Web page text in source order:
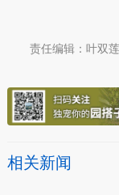
责任编辑：叶双莲
相关新闻